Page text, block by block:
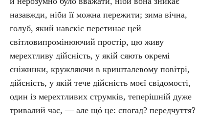
назавжди, ніби її можна пережити; зима вічна,
голуб, який навскіс перетинає цей
світловипромінюючий простір, цю живу
мерехтливу дійсність, у якій сяють окремі
сніжинки, кружляючи в кришталевому повітрі,
дійсність, у якій тече дійсність моєї свідомості,
один із мерехтливих струмків, теперішній дуже
тривалий час, — але щó це: спогад? передчуття?